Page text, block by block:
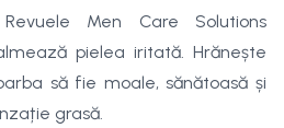
Men Care Solutions
pielea iritată. Hrănește
să fie moale, sănătoasă și
grasă.